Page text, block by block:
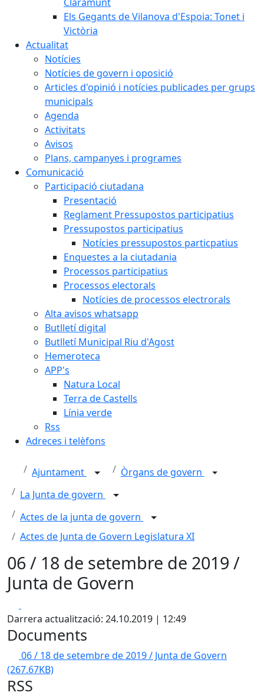
Els Gegants de Vilanova d'Espoia: Tonet i
Victòria
Actualitat
Notícies
Notícies de govern i oposició
Articles d'opinió i notícies publicades per grups
municipals
Agenda
Activitats
Avisos
Plans, campanyes i programes
Comunicació
Participació ciutadana
Presentació
Reglament Pressupostos participatius
Pressupostos participatius
Notícies pressupostos particpatius
Enquestes a la ciutadania
Processos participatius
Processos electorals
Notícies de processos electrorals
Alta avisos whatsapp
Butlletí digital
Butlletí Municipal Riu d'Agost
Hemeroteca
APP's
Natura Local
Terra de Castells
Línia verde
Rss
Adreces i telèfons
Ajuntament
Òrgans de govern
La Junta de govern
Actes de la junta de govern
Actes de Junta de Govern Legislatura XI
06 / 18 de setembre de 2019 /
Junta de Govern
Darrera actualització: 24.10.2019 | 12:49
Documents
06 / 18 de setembre de 2019 / Junta de Govern
(267.67KB)
RSS